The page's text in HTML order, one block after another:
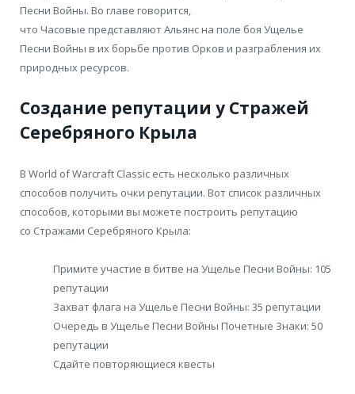
Песни Войны. Во главе говорится,
что Часовые представляют Альянс на поле боя Ущелье
Песни Войны в их борьбе против Орков и разграбления их
природных ресурсов.
Создание репутации у Стражей
Серебряного Крыла
В World of Warcraft Classic есть несколько различных
способов получить очки репутации. Вот список различных
способов, которыми вы можете построить репутацию
со Стражами Серебряного Крыла:
Примите участие в битве на Ущелье Песни Войны: 105
репутации
Захват флага на Ущелье Песни Войны: 35 репутации
Очередь в Ущелье Песни Войны Почетные Знаки: 50
репутации
Сдайте повторяющиеся квесты